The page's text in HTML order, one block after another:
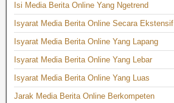
Isi Media Berita Online Yang Ngetrend
Isyarat Media Berita Online Secara Ekstensif
Isyarat Media Berita Online Yang Lapang
Isyarat Media Berita Online Yang Lebar
Isyarat Media Berita Online Yang Luas
Jarak Media Berita Online Berkompeten